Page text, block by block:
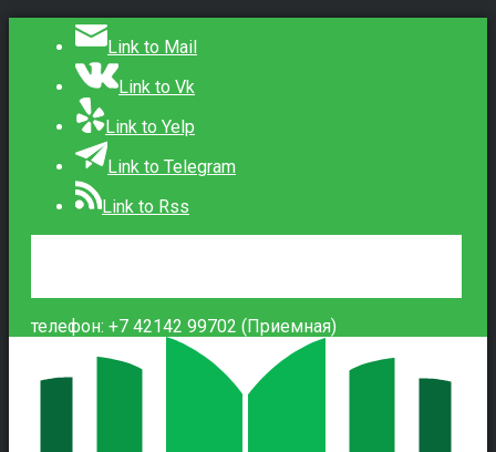
Link to Mail
Link to Vk
Link to Yelp
Link to Telegram
Link to Rss
телефон: +7 42142 99702 (Приемная)